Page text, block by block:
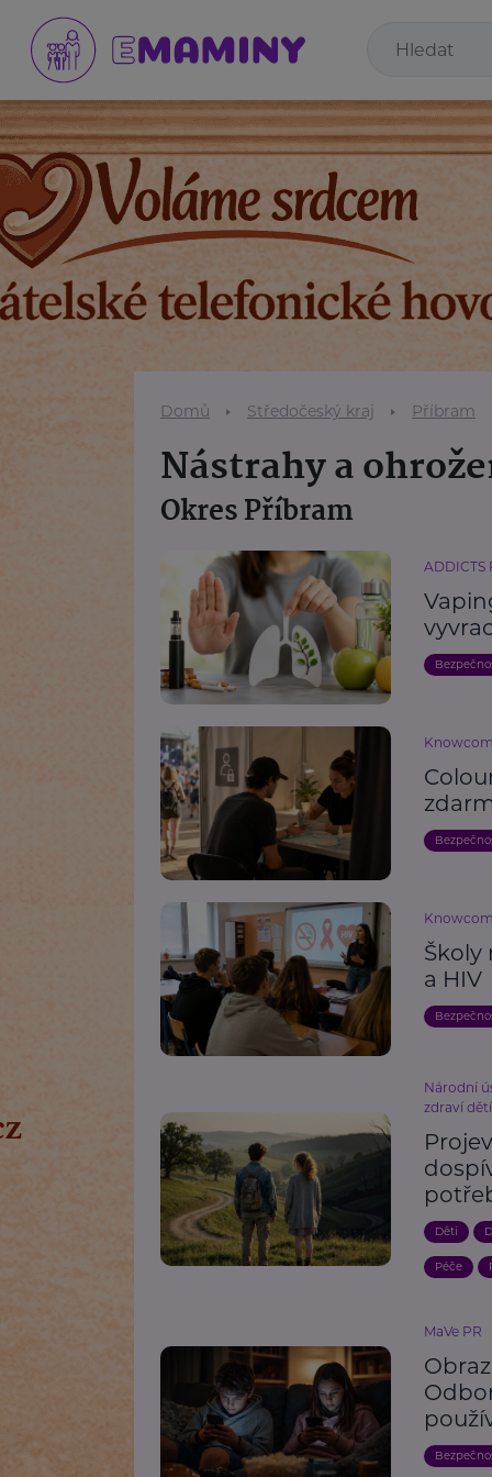
Domů Středočeský kraj Příbram
Nástrahy a
Okres Příbram
ADDICTS
Školy
a HIV
Národní
zdraví
Děti
Péče
MaVe PR